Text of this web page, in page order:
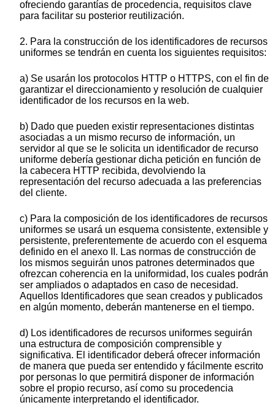
ofreciendo garantías de procedencia, requisitos clave
para facilitar su posterior reutilización.
2. Para la construcción de los identificadores de recursos
uniformes se tendrán en cuenta los siguientes requisitos:
a) Se usarán los protocolos HTTP o HTTPS, con el fin de
garantizar el direccionamiento y resolución de cualquier
identificador de los recursos en la web.
b) Dado que pueden existir representaciones distintas
asociadas a un mismo recurso de información, un
servidor al que se le solicita un identificador de recurso
uniforme debería gestionar dicha petición en función de
la cabecera HTTP recibida, devolviendo la
representación del recurso adecuada a las preferencias
del cliente.
c) Para la composición de los identificadores de recursos
uniformes se usará un esquema consistente, extensible y
persistente, preferentemente de acuerdo con el esquema
definido en el anexo II. Las normas de construcción de
los mismos seguirán unos patrones determinados que
ofrezcan coherencia en la uniformidad, los cuales podrán
ser ampliados o adaptados en caso de necesidad.
Aquellos Identificadores que sean creados y publicados
en algún momento, deberán mantenerse en el tiempo.
d) Los identificadores de recursos uniformes seguirán
una estructura de composición comprensible y
significativa. El identificador deberá ofrecer información
de manera que pueda ser entendido y fácilmente escrito
por personas lo que permitirá disponer de información
sobre el propio recurso, así como su procedencia
únicamente interpretando el identificador.